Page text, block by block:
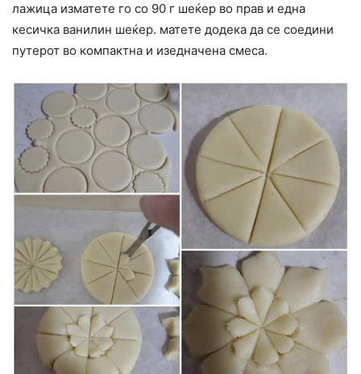
лажица изматете го со 90 г шеќер во прав и една
кесичка ванилин шеќер. матете додека да се соедини
путерот во компактна и изедначена смеса.